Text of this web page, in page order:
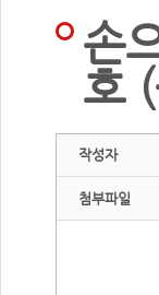
손
호
작성자
첨부파일